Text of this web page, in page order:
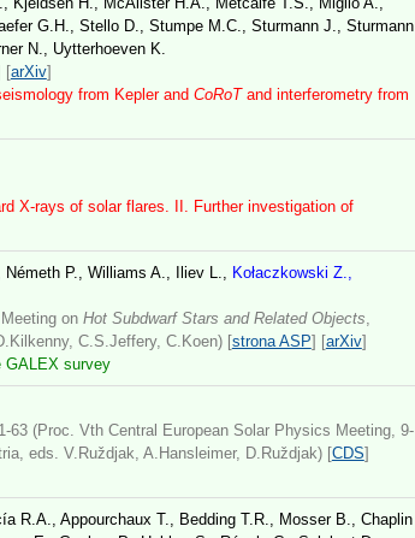
G.H., Stello D., Stumpe M.C., Sturmann J., Sturmann
N., Uytterhoeven K.
[arXiv]
from Kepler and CoRoTand interferometry from
X-rays of solar flares. II. Further investigation of
P., Williams A., Iliev L., Kołaczkowski Z.,
on Hot Subdwarf Stars and Related Objects,
C.S.Jeffery, C.Koen) [strona ASP] [arXiv]
GALEX survey
63 (Proc. Vth Central European Solar Physics Meeting, 9-
eds. V.Ruždjak, A.Hansleimer, D.Ruždjak) [CDS]
R.A., Appourchaux T., Bedding T.R., Mosser B., Chaplin